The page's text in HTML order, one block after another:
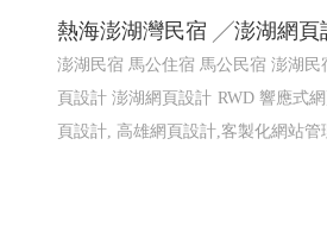
熱海澎湖灣民宿 ╱澎湖網頁
澎湖民宿 馬公住宿 馬公民宿 澎湖民
頁設計 澎湖網頁設計 RWD 響應式
頁設計, 高雄網頁設計,客製化網站管